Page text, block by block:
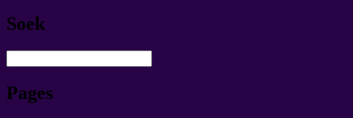
Soek
Pages